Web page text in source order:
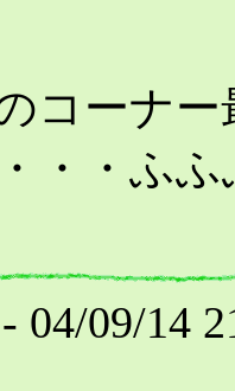
コーナ
・・ふ
- 04/09/14